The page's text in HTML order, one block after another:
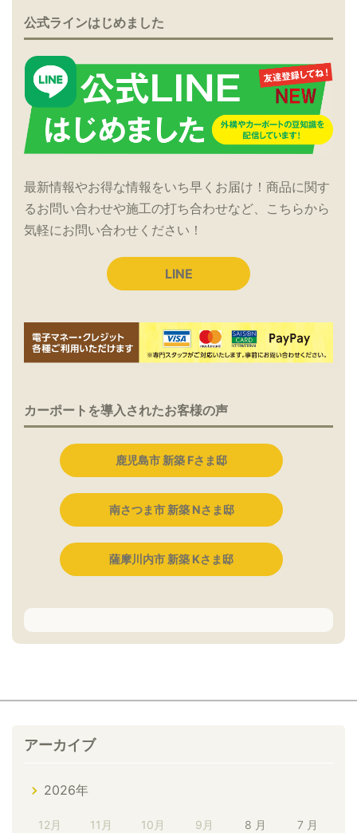
公式ラインはじめました
最新情報やお得な情報をいち早くお届け！商品に関す
るお問い合わせや施工の打ち合わせなど、こちらから
気軽にお問い合わせください！
LINE
カーポートを導入されたお客様の声
鹿児島市 新築 Fさま邸
南さつま市 新築 Nさま邸
薩摩川内市 新築 Kさま邸
アーカイブ
2026年
12月 11月 10月 9月 8 月 7 月